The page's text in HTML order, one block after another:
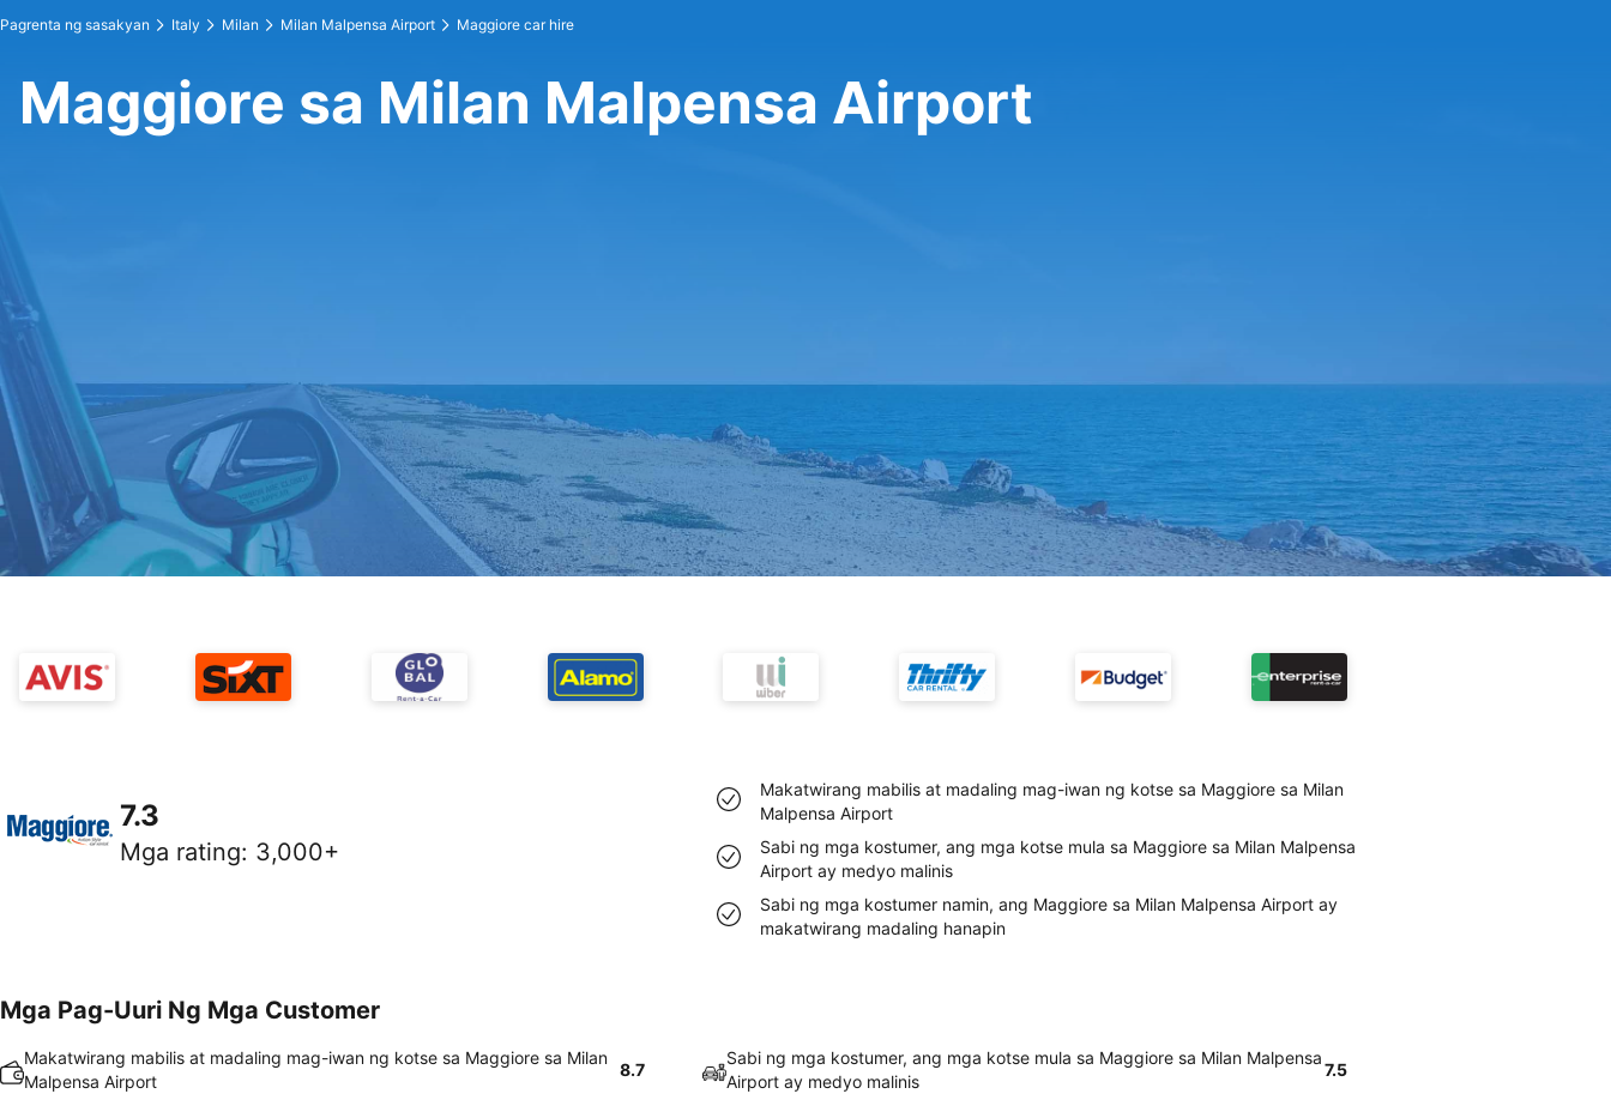
Pagrenta ng sasakyan Italy Milan Milan Malpensa Airport Maggiore car hire
Maggiore sa Milan Malpensa Airport
7.3
Mga rating: 3,000+
Makatwirang mabilis at madaling mag-iwan ng kotse sa Maggiore sa Milan
Malpensa Airport
Sabi ng mga kostumer, ang mga kotse mula sa Maggiore sa Milan Malpensa
Airport ay medyo malinis
Sabi ng mga kostumer namin, ang Maggiore sa Milan Malpensa Airport ay
makatwirang madaling hanapin
Mga Pag-Uuri Ng Mga Customer
Makatwirang mabilis at madaling mag-iwan ng kotse sa Maggiore sa Milan
Malpensa Airport
8.7
Sabi ng mga kostumer, ang mga kotse mula sa Maggiore sa Milan Malpensa
Airport ay medyo malinis
7.5